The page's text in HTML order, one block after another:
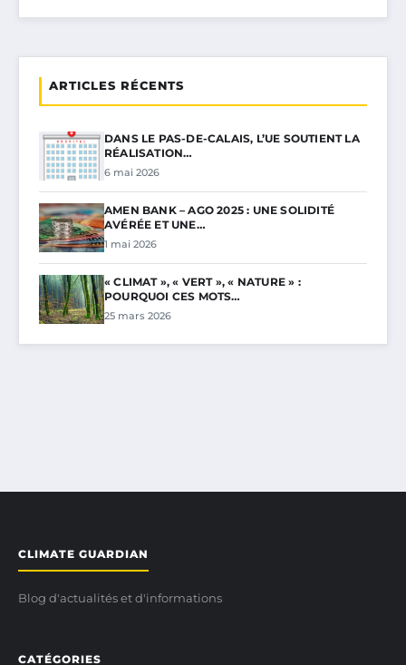
ARTICLES RÉCENTS
DANS LE PAS-DE-CALAIS, L’UE SOUTIENT LA
RÉALISATION…
6 mai 2026
AMEN BANK – AGO 2025 : UNE SOLIDITÉ
AVÉRÉE ET UNE…
1 mai 2026
« CLIMAT », « VERT », « NATURE » :
POURQUOI CES MOTS…
25 mars 2026
CLIMATE GUARDIAN
Blog d'actualités et d'informations
CATÉGORIES